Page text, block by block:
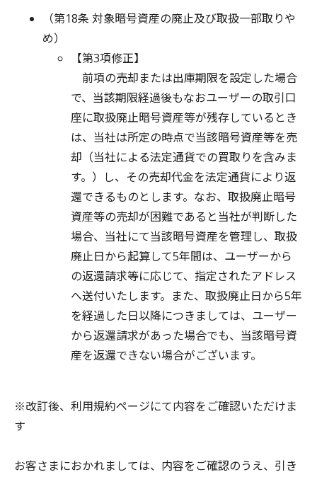
（第18条 対象暗号資産の廃止及び取扱一部取りや
め）
【第3項修正】
前項の売却または出庫期限を設定した場合
で、当該期限経過後もなおユーザーの取引口
座に取扱廃止暗号資産等が残存しているとき
は、当社は所定の時点で当該暗号資産等を売
却（当社による法定通貨での買取りを含みま
す。）し、その売却代金を法定通貨により返
還できるものとします。なお、取扱廃止暗号
資産等の売却が困難であると当社が判断した
場合、当社にて当該暗号資産を管理し、取扱
廃止日から起算して5年間は、ユーザーから
の返還請求等に応じて、指定されたアドレス
へ送付いたします。また、取扱廃止日から5年
を経過した日以降につきましては、ユーザー
から返還請求があった場合でも、当該暗号資
産を返還できない場合がございます。
※改訂後、利用規約ページにて内容をご確認いただけま
す
お客さまにおかれましては、内容をご確認のうえ、引き